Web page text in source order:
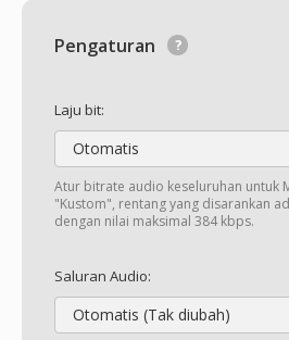
Pengaturan
Laju bit:
Otomatis
Atur bitrate audio keseluruhan untuk
"Kustom", rentang yang disarankan
dengan nilai maksimal 384 kbps.
Saluran Audio:
Otomatis (Tak diubah)